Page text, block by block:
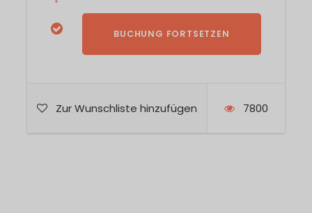
Zur Wunschliste hinzufügen 7800